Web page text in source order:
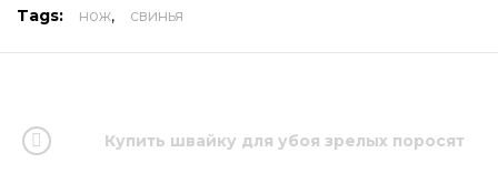
Tags: нож, свинья
Купить швайку для убоя зрелых поросят